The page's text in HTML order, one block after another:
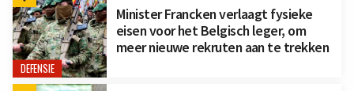
DEFENSIE
Minister Francken verlaagt fysieke
eisen voor het Belgisch leger, om
meer nieuwe rekruten aan te trekken